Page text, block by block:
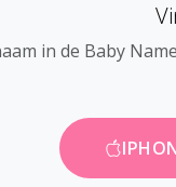
in de Baby